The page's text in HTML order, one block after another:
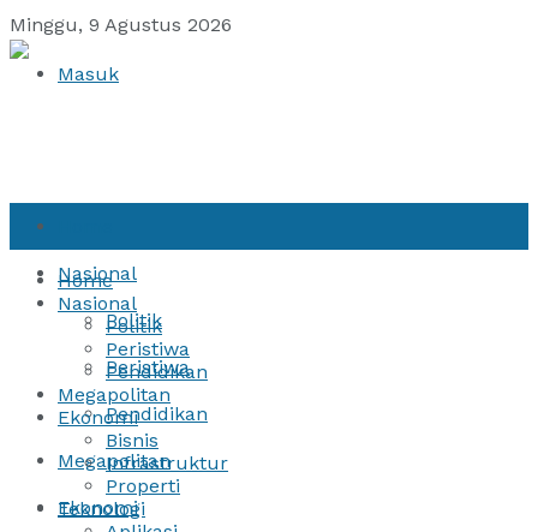
Minggu, 9 Agustus 2026
Masuk
Nasional
Politik
Peristiwa
Pendidikan
Megapolitan
Ekonomi
Home
Nasional
Politik
Peristiwa
Pendidikan
Megapolitan
Ekonomi
Bisnis
Infrastruktur
Properti
Teknologi